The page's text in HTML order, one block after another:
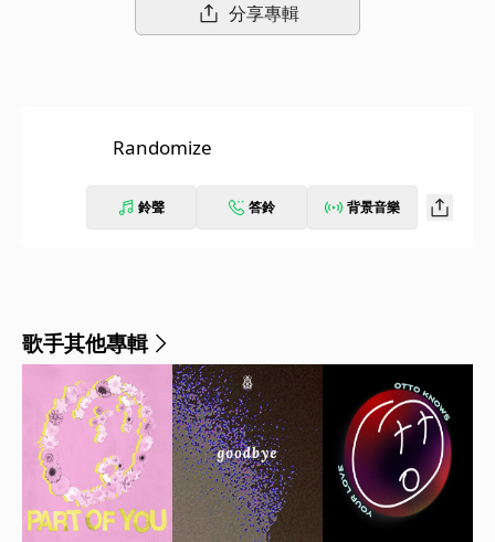
分享專輯
Randomize
鈴聲 答鈴 背景音樂
歌手其他專輯